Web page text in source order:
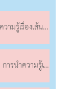
ปใช้ในชีวิตประจำวัน
น ไปใช้ในชีวิตประจำวัน